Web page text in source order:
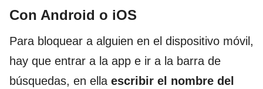
Con Android o iOS
Para bloquear a alguien en el dispositivo móvil,
hay que entrar a la app e ir a la barra de
búsquedas, en ella escribir el nombre del